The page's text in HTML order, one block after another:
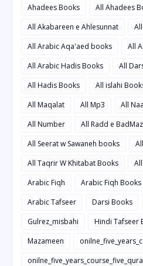
Ahadees Books
All Ahadees
All Akabareen e Ahlesunnat
All Arabic Aqa'aed books
All
All Arabic Hadis Books
All
All Hadis Books
All islahi
All Maqalat
All Mp3
All
All Number
All Radd e
All Seerat w Sawaneh books
All Taqrir W Khitabat Books
Arabic Fiqh
Arabic Fiqh Books
Arabic Tafseer
Darsi Books
Gulrez_misbahi
Hindi Tafseer
Mazameen